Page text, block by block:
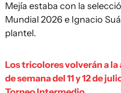
Mejía estaba con la
Mundial 2026 e Ignacio
plantel.
Los tricolores volverán a
de semana del 11 y 12 de